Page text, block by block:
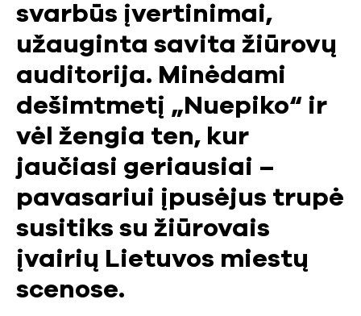
svarbūs įvertinimai,
užauginta savita žiūrovų
auditorija. Minėdami
dešimtmetį „Nuepiko“ ir
vėl žengia ten, kur
jaučiasi geriausiai –
pavasariui įpusėjus trupė
susitiks su žiūrovais
įvairių Lietuvos miestų
scenose.